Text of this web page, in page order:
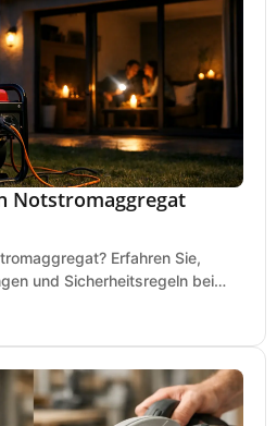
Notstromaggregat
Erfahren Sie,
und Sicherheitsregeln bei